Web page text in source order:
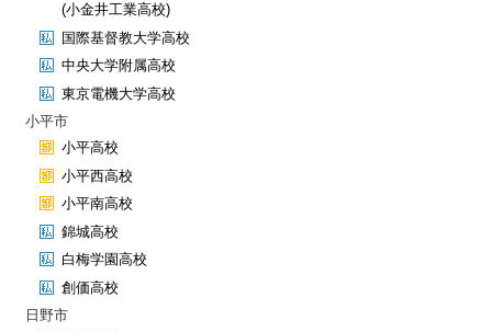
(小金井工業高校)
国際基督教大学高校
中央大学附属高校
東京電機大学高校
小平市
小平高校
小平西高校
小平南高校
錦城高校
白梅学園高校
創価高校
日野市